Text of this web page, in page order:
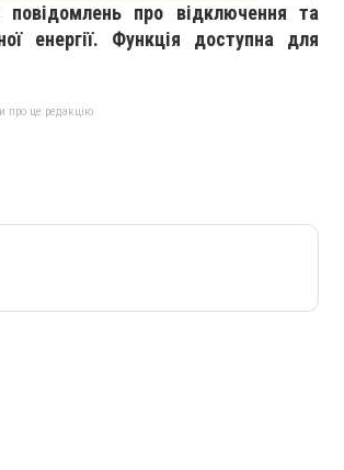
про відключення та
енергії. Функція доступна для
про це редакцію